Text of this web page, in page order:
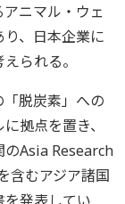
ニマル・ウェ
、日本企業に
られる。
脱炭素」への
拠点を置き、
のAsia Research
含むアジア諸国
発表してい